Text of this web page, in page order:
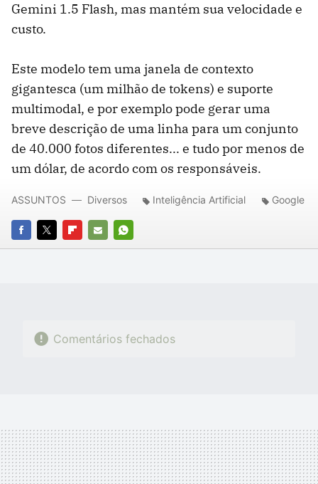
Gemini 1.5 Flash, mas mantém sua velocidade e
custo.
Este modelo tem uma janela de contexto
gigantesca (um milhão de tokens) e suporte
multimodal, e por exemplo pode gerar uma
breve descrição de uma linha para um conjunto
de 40.000 fotos diferentes... e tudo por menos de
um dólar, de acordo com os responsáveis.
FACEBOOK
TWITTERFLIPBOARD
E-
WHATSAPP
ASSUNTOS Diversos Inteligência Artificial Google
Comentários fechados